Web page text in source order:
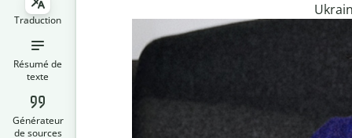
Traduction
Résumé de
texte
Générateur
de sources